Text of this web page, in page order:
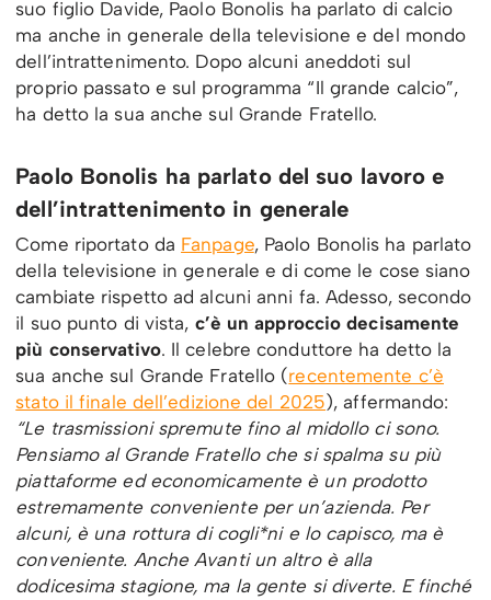
suo figlio Davide, Paolo Bonolis ha parlato di calcio
ma anche in generale della televisione e del mondo
dell’intrattenimento. Dopo alcuni aneddoti sul
proprio passato e sul programma “Il grande calcio”,
ha detto la sua anche sul Grande Fratello.
Paolo Bonolis ha parlato del suo lavoro e
dell’intrattenimento in generale
Come riportato da Fanpage, Paolo Bonolis ha parlato
della televisione in generale e di come le cose siano
cambiate rispetto ad alcuni anni fa. Adesso, secondo
il suo punto di vista, c’è un approccio decisamente
più conservativo. Il celebre conduttore ha detto la
sua anche sul Grande Fratello (recentemente c’è
stato il finale dell’edizione del 2025), affermando:
“Le trasmissioni spremute fino al midollo ci sono.
Pensiamo al Grande Fratello che si spalma su più
piattaforme ed economicamente è un prodotto
estremamente conveniente per un’azienda. Per
alcuni, è una rottura di cogli*ni e lo capisco, ma è
conveniente. Anche Avanti un altro è alla
dodicesima stagione, ma la gente si diverte. E finché